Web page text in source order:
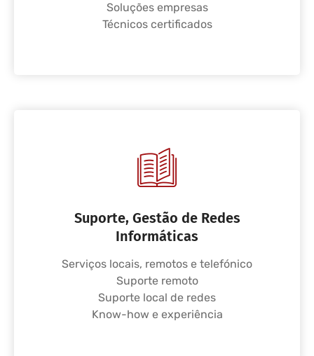
Soluções empresas
Técnicos certificados
Suporte, Gestão de Redes
Informáticas
Serviços locais, remotos e telefónico
Suporte remoto
Suporte local de redes
Know-how e experiência